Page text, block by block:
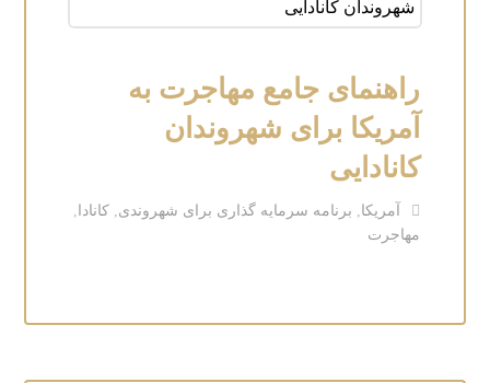
راهنمای جامع مهاجرت به
آمریکا برای شهروندان
کانادایی
آمریکا برنامه سرمایه گذاری برای شهروندی کانادا
مهاجرت